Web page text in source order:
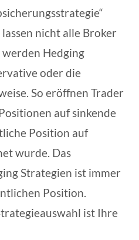
nicht alle Broker
Hedging
oder die
So eröffnen Trader
auf sinkende
Position auf
wurde. Das
Strategien ist immer
Position.
ist Ihre